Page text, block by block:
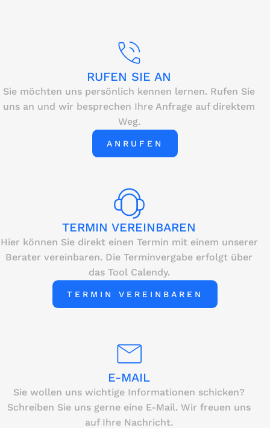
RUFEN SIE AN
Sie möchten uns persönlich kennen lernen. Rufen Sie
uns an und wir besprechen Ihre Anfrage auf direktem
Weg.
ANRUFEN
TERMIN VEREINBAREN
Hier können Sie direkt einen Termin mit einem unserer
Berater vereinbaren. Die Terminvergabe erfolgt über
das Tool Calendy.
TERMIN VEREINBAREN
E-MAIL
Sie wollen uns wichtige Informationen schicken?
Schreiben Sie uns gerne eine E-Mail. Wir freuen uns
auf Ihre Nachricht.